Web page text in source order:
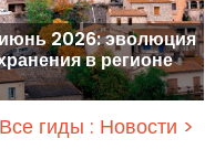
2026: эволюция
в регионе
Все гиды : Новости >